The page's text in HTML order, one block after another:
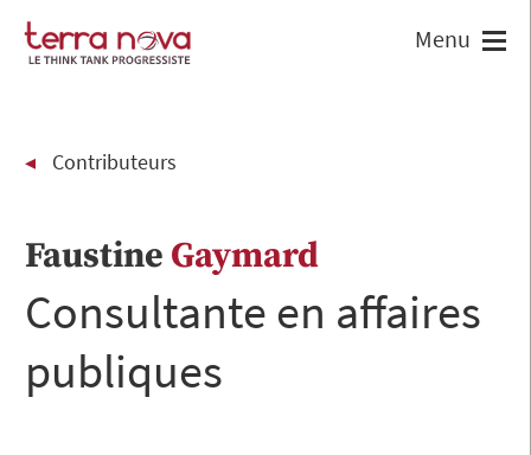
Contributeurs
Faustine Gaymard
Consultante en affaires
publiques